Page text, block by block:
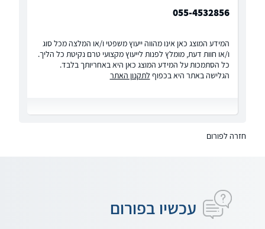
055-4532856
המידע המוצג כאן אינו מהווה ייעוץ משפטי ו/או המלצה מכל סוג
ו/או חוות דעת, מומלץ לפנות לייעוץ מקצועי טרם נקיטת כל הליך.
כל הסתמכות על המידע המוצג כאן היא באחריותך בלבד.
הגלישה באתר היא בכפוף לתקנון האתר
חזרה לפורום
עכשיו בפורום